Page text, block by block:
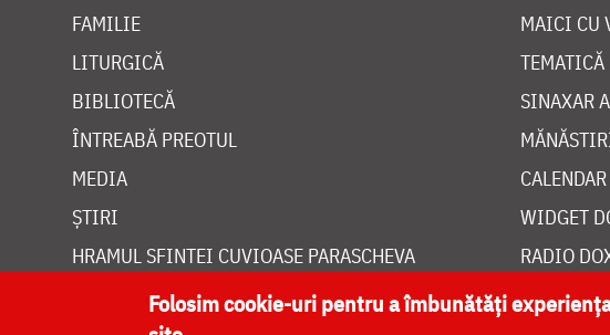
FAMILIE
LITURGICĂ
BIBLIOTECĂ
ÎNTREABĂ PREOTUL
MEDIA
ȘTIRI
HRAMUL SFINTEI CUVIOASE PARASCHEVA
MAICI CU
TEMATICĂ
SINAXAR
WIDGET
RADIO
Folosim cookie-uri pentru a îmbunătăți